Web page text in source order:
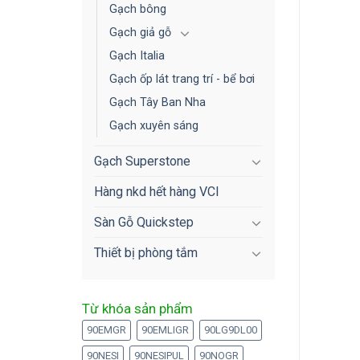
Gạch bông
Gạch giả gỗ
Gạch Italia
Gạch ốp lát trang trí - bể bơi
Gạch Tây Ban Nha
Gạch xuyên sáng
Gạch Superstone
Hàng nkd hết hàng VCI
Sàn Gỗ Quickstep
Thiết bị phòng tắm
Từ khóa sản phẩm
90EMGR 90EMLIGR 90LG9DL00
90NESI 90NESIPUL 90NOGR